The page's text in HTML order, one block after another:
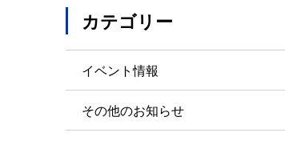
カテゴリー
イベント情報
その他のお知らせ